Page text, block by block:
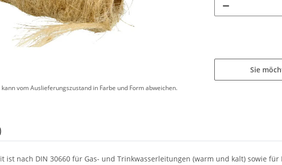
vom Auslieferungszustand in Farbe und Form abweichen.
Sie
ist nach DIN 30660 für Gas- und Trinkwasserleitungen (warm und kalt) sowie